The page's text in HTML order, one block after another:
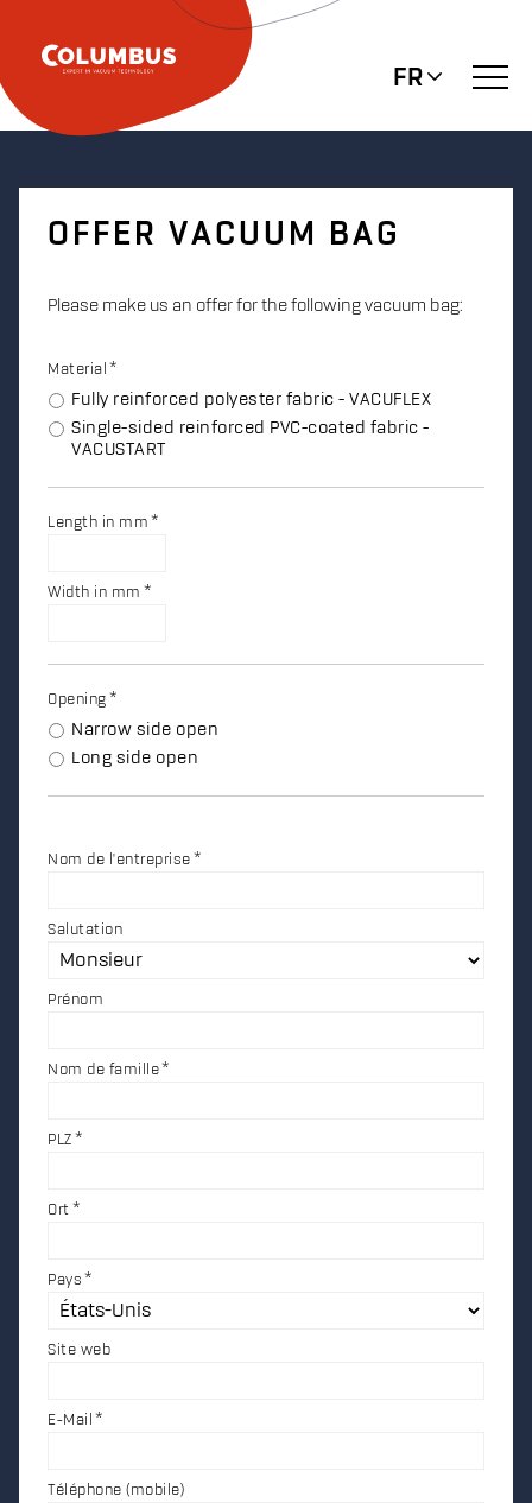
FR
OFFER VACUUM BAG
Please make us an offer for the following vacuum bag:
Material
Fully reinforced polyester fabric - VACUFLEX
Single-sided reinforced PVC-coated fabric -
VACUSTART
Length in mm
Width in mm
Opening
Narrow side open
Long side open
Nom de l'entreprise
Salutation
Prénom
Nom de famille
PLZ
Ort
Pays
Site web
E-Mail
Téléphone (mobile)